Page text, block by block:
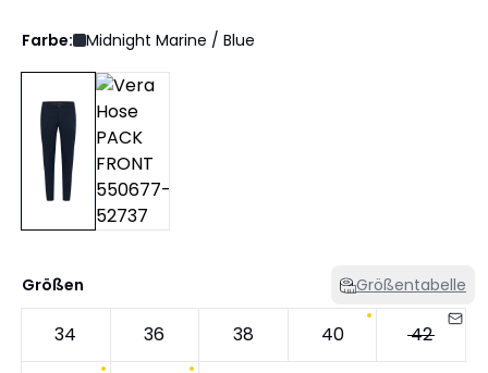
Farbe: Midnight Marine / Blue
Größen Größentabelle
34 36 38 40 42